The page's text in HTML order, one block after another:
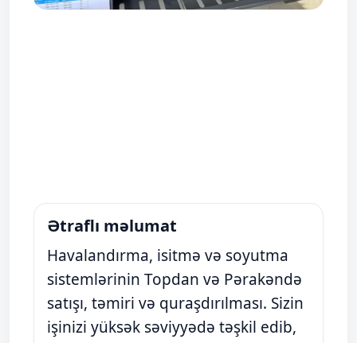
Ətraflı məlumat
Havalandırma, isitmə və soyutma
sistemlərinin Topdan və Pərakəndə
satışı, təmiri və quraşdırılması. Sizin
işinizi yüksək səviyyədə təşkil edib,